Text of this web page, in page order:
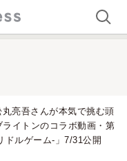
亮吾さんが本気で挑む頭
イトンのコラボ動画・第
ルゲーム-」7/31公開